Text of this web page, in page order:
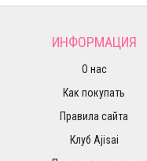
ИНФОРМАЦИЯ
О нас
Как покупать
Правила сайта
Клуб Ajisai